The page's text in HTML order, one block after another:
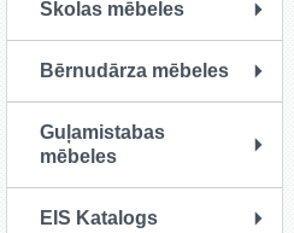
Skolas mēbeles
Bērnudārza mēbeles
Guļamistabas
mēbeles
EIS Katalogs